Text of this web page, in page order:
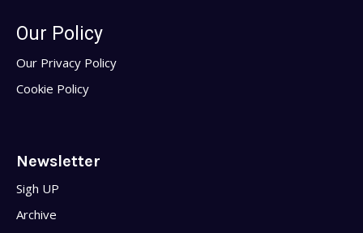
Our Policy
Our Privacy Policy
Cookie Policy
Newsletter
Sigh UP
Archive